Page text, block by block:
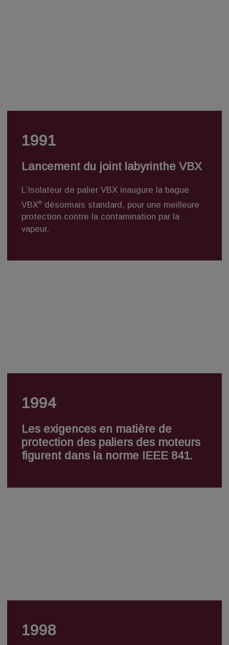
1991
Lancement du joint labyrinthe VBX
L’Isolateur de palier VBX inaugure la bague
VBX® désormais standard, pour une meilleure
protection contre la contamination par la
vapeur.
1994
Les exigences en matière de
protection des paliers des moteurs
figurent dans la norme IEEE 841.
1998